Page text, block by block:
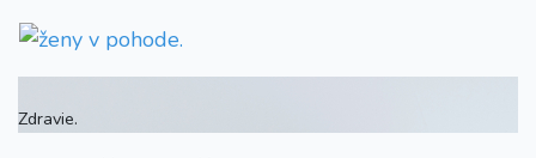
Zdravie.